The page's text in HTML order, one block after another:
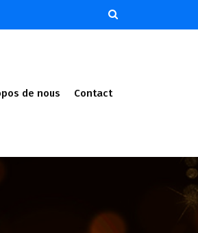
de nous Contact